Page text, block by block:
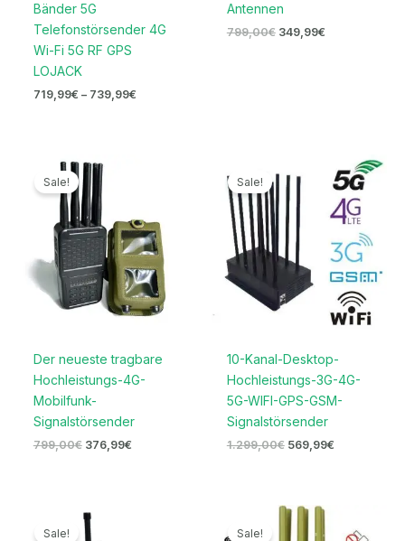
Bänder 5G
Telefonstörsender 4G
Wi-Fi 5G RF GPS
LOJACK
719,99€ – 739,99€
Antennen
799,00€ 349,99€
Sale!
Der neueste tragbare
Hochleistungs-4G-
Mobilfunk-
Signalstörsender
799,00€
Ursprünglicher
Preis
war:
799,00€
376,99€
Sale!
10-Kanal-Desktop-
Hochleistungs-3G-4G-
5G-WIFI-GPS-GSM-
Signalstörsender
1.299,00€
Ursprünglicher
Preis
war:
1.299,00€
569,99€
Aktueller
Preis
ist:
569,99€.
Sale!
Ursprünglicher
Preis
Sale!
Ursprünglicher
Preis
Aktueller